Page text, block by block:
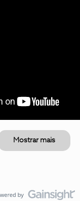
Mostrar mais